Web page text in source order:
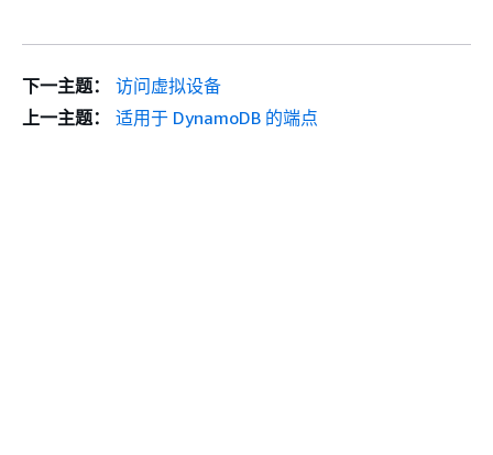
下一主题：
访问虚拟设备
上一主题：
适用于 DynamoDB 的端点